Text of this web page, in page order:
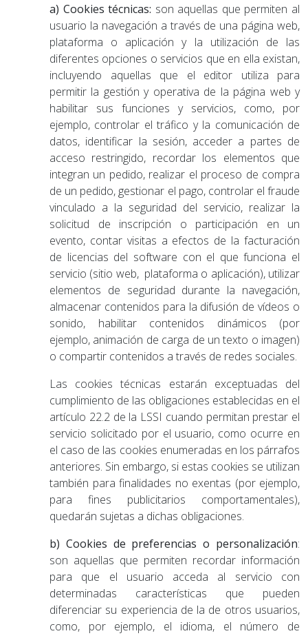
a) Cookies técnicas: son aquellas que permiten al
usuario la navegación a través de una página web,
plataforma o aplicación y la utilización de las
diferentes opciones o servicios que en ella existan,
incluyendo aquellas que el editor utiliza para
permitir la gestión y operativa de la página web y
habilitar sus funciones y servicios, como, por
ejemplo, controlar el tráfico y la comunicación de
datos, identificar la sesión, acceder a partes de
acceso restringido, recordar los elementos que
integran un pedido, realizar el proceso de compra
de un pedido, gestionar el pago, controlar el fraude
vinculado a la seguridad del servicio, realizar la
solicitud de inscripción o participación en un
evento, contar visitas a efectos de la facturación
de licencias del software con el que funciona el
servicio (sitio web, plataforma o aplicación), utilizar
elementos de seguridad durante la navegación,
almacenar contenidos para la difusión de vídeos o
sonido, habilitar contenidos dinámicos (por
ejemplo, animación de carga de un texto o imagen)
o compartir contenidos a través de redes sociales.
Las cookies técnicas estarán exceptuadas del
cumplimiento de las obligaciones establecidas en el
artículo 22.2 de la LSSI cuando permitan prestar el
servicio solicitado por el usuario, como ocurre en
el caso de las cookies enumeradas en los párrafos
anteriores. Sin embargo, si estas cookies se utilizan
también para finalidades no exentas (por ejemplo,
para fines publicitarios comportamentales),
quedarán sujetas a dichas obligaciones.
b) Cookies de preferencias o personalización:
son aquellas que permiten recordar información
para que el usuario acceda al servicio con
determinadas características que pueden
diferenciar su experiencia de la de otros usuarios,
como, por ejemplo, el idioma, el número de